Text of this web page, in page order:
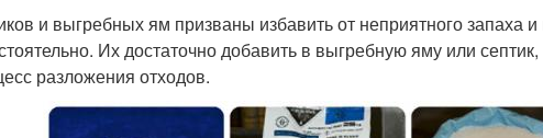
и выгребных ям призваны избавить от неприятного запаха
Их достаточно добавить в выгребную яму или септик,
разложения отходов.